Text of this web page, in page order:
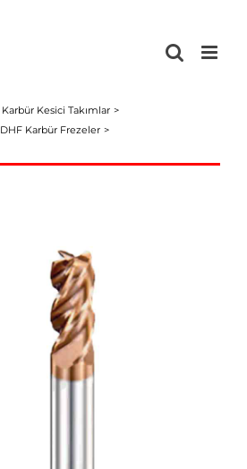
Karbür Kesici Takımlar
DHF Karbür Frezeler